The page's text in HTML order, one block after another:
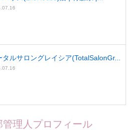
タルサロングレイシア(TotalSalonGr...
管理人プロフィール